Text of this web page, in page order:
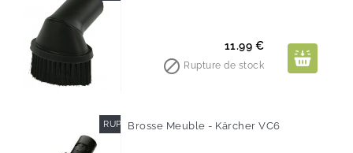
Prix
11.99 €
 Rupture de stock
RUPTURE DE STOCK
Brosse Meuble - Kärcher VC6